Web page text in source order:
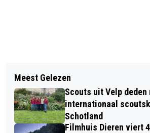
VERKEER MOET BETER OP
MOTORRIJDERS LETTEN
VOLUIT LEVEN MET
KAN UW LEVEN
Meest Gelezen
Scouts uit Velp deden
internationaal
Schotland
Filmhuis Dieren viert